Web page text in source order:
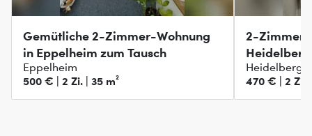
Gemütliche 2-Zimmer-Wohnung
in Eppelheim zum Tausch
Eppelheim
500 € | 2 Zi. | 35 m²
2-Zimmer-
Heidelberg,
470 € | 2 Zi.